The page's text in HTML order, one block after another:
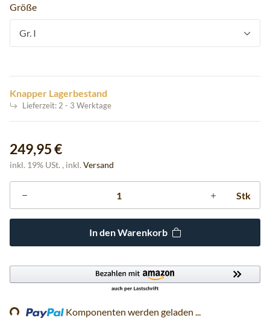
Größe
Gr. I
Knapper Lagerbestand
Lieferzeit: 2 - 3 Werktage
249,95 €
inkl. 19% USt. , inkl. Versand
Stk
In den Warenkorb
Komponenten werden geladen ...